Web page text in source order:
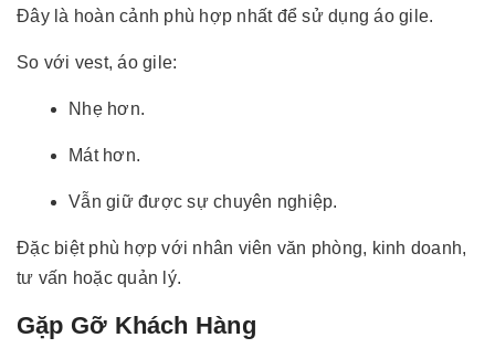
Đây là hoàn cảnh phù hợp nhất để sử dụng áo gile.
So với vest, áo gile:
Nhẹ hơn.
Mát hơn.
Vẫn giữ được sự chuyên nghiệp.
Đặc biệt phù hợp với nhân viên văn phòng, kinh doanh,
tư vấn hoặc quản lý.
Gặp Gỡ Khách Hàng